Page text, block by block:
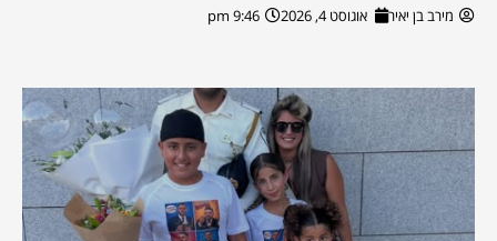
מירב בן יאיר אוגוסט 4, 2026 9:46 pm